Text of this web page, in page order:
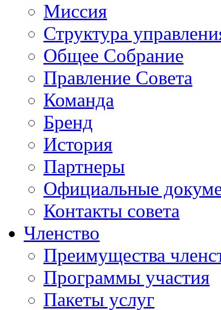
Миссия
Структура
Общее Собрание
Правление Совета
Команда
Бренд
История
Партнеры
Официальные
Контакты совета
Членство
Преимущества
Программы участия
Пакеты услуг